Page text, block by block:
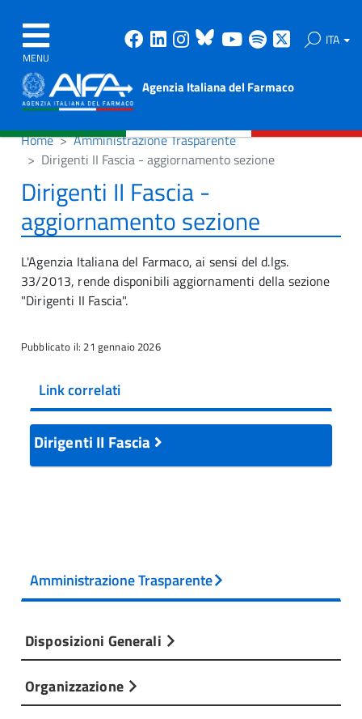
MENU
Facebook
Linkedin
Instagram
Bluesky
Youtube
Spotify ITA
Agenzia Italiana del Farmaco
Home
Amministrazione Trasparente
Dirigenti II Fascia - aggiornamento sezione
Dirigenti II Fascia -
aggiornamento sezione
L'Agenzia Italiana del Farmaco, ai sensi del d.lgs.
33/2013, rende disponibili aggiornamenti della sezione
"Dirigenti II Fascia".
Pubblicato il: 21 gennaio 2026
Link correlati
Dirigenti II Fascia
Amministrazione Trasparente
Disposizioni Generali
Organizzazione